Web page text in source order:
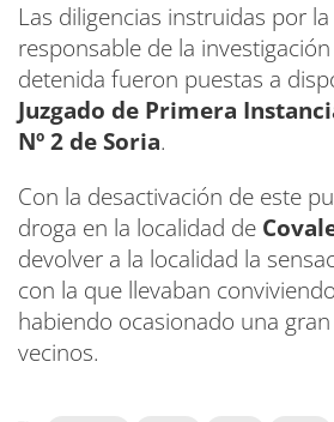
Las diligencias instruidas por
responsable de la
detenida fueron puestas a
Juzgado de Primera
Nº 2 de Soria.
Con la desactivación de este
droga en la localidad de
devolver a la localidad la
con la que llevaban
habiendo ocasionado una
vecinos.